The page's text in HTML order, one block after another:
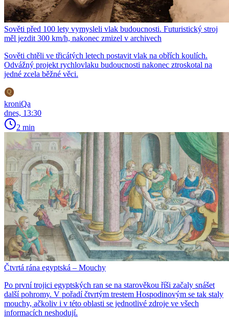
Sověti před 100 lety vymysleli vlak budoucnosti. Futuristický stroj
měl jezdit 300 km/h, nakonec zmizel v archivech
Sověti chtěli ve třicátých letech postavit vlak na obřích koulích.
Odvážný projekt rychlovlaku budoucnosti nakonec ztroskotal na
jedné zcela běžné věci.
kroniQa
dnes, 13:30
2 min
Čtvrtá rána egyptská – Mouchy
Po první trojici egyptských ran se na starověkou říši začaly snášet
další pohromy. V pořadí čtvrtým trestem Hospodinovým se tak staly
mouchy, ačkoliv i v této oblasti se jednotlivé zdroje ve všech
informacích neshodují.